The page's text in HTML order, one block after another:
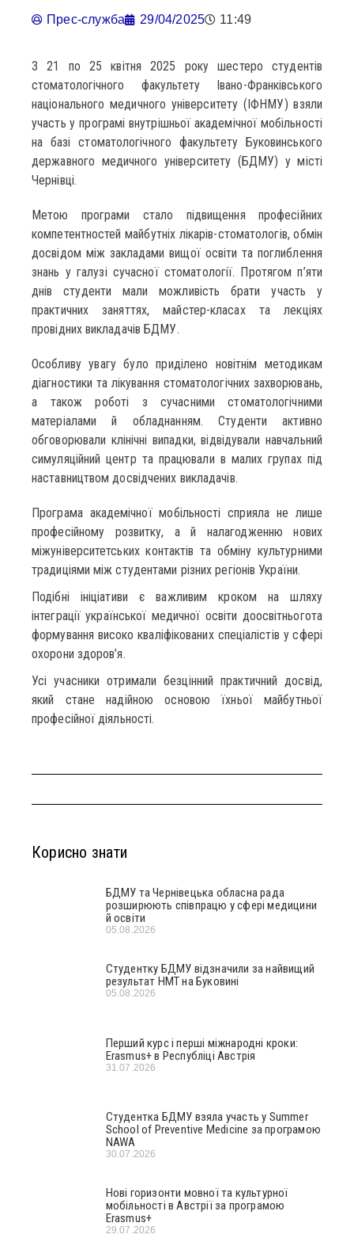
Прес-служба 29/04/2025 11:49
З 21 по 25 квітня 2025 року шестеро студентів
стоматологічного факультету Івано-Франківського
національного медичного університету (ІФНМУ) взяли
участь у програмі внутрішньої академічної мобільності
на базі стоматологічного факультету Буковинського
державного медичного університету (БДМУ) у місті
Чернівці.
Метою програми стало підвищення професійних
компетентностей майбутніх лікарів-стоматологів, обмін
досвідом між закладами вищої освіти та поглиблення
знань у галузі сучасної стоматології. Протягом п’яти
днів студенти мали можливість брати участь у
практичних заняттях, майстер-класах та лекціях
провідних викладачів БДМУ.
Особливу увагу було приділено новітнім методикам
діагностики та лікування стоматологічних захворювань,
а також роботі з сучасними стоматологічними
матеріалами й обладнанням. Студенти активно
обговорювали клінічні випадки, відвідували навчальний
симуляційний центр та працювали в малих групах під
наставництвом досвідчених викладачів.
Програма академічної мобільності сприяла не лише
професійному розвитку, а й налагодженню нових
міжуніверситетських контактів та обміну культурними
традиціями між студентами різних регіонів України.
Подібні ініціативи є важливим кроком на шляху
інтеграції української медичної освіти доосвітньогота
формування високо кваліфікованих спеціалістів у сфері
охорони здоров’я.
Усі учасники отримали безцінний практичний досвід,
який стане надійною основою їхньої майбутньої
професійної діяльності.
Корисно знати
БДМУ та Чернівецька обласна рада
розширюють співпрацю у сфері медицини
й освіти
05.08.2026
Студентку БДМУ відзначили за найвищий
результат НМТ на Буковині
05.08.2026
Перший курс і перші міжнародні кроки:
Erasmus+ в Республіці Австрія
31.07.2026
Студентка БДМУ взяла участь у Summer
School of Preventive Medicine за програмою
NAWA
30.07.2026
Нові горизонти мовної та культурної
мобільності в Австрії за програмою
Erasmus+
29.07.2026